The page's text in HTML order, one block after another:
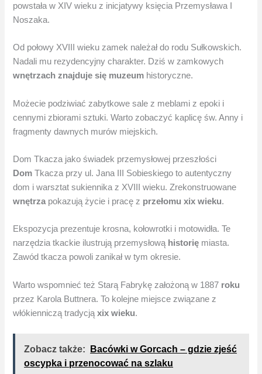
powstała w XIV wieku z inicjatywy księcia Przemysława I
Noszaka.
Od połowy XVIII wieku zamek należał do rodu Sułkowskich.
Nadali mu rezydencyjny charakter. Dziś w zamkowych
wnętrzach znajduje się muzeum historyczne.
Możecie podziwiać zabytkowe sale z meblami z epoki i
cennymi zbiorami sztuki. Warto zobaczyć kaplicę św. Anny i
fragmenty dawnych murów miejskich.
Dom Tkacza jako świadek przemysłowej przeszłości
Dom Tkacza przy ul. Jana III Sobieskiego to autentyczny
dom i warsztat sukiennika z XVIII wieku. Zrekonstruowane
wnętrza pokazują życie i pracę z przełomu xix wieku.
Ekspozycja prezentuje krosna, kołowrotki i motowidła. Te
narzędzia tkackie ilustrują przemysłową historię miasta.
Zawód tkacza powoli zanikał w tym okresie.
Warto wspomnieć też Starą Fabrykę założoną w 1887 roku
przez Karola Buttnera. To kolejne miejsce związane z
włókienniczą tradycjąxix wieku.
Zobacz także:
Bacówki w Gorcach – gdzie zjeść
oscypka i przenocować na szlaku